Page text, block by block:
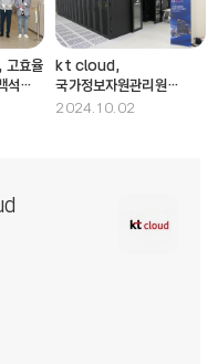
효율
석
kt cloud,
국가정보자원관리원
대구센터 내 ‘민관협력형
2024.10.02